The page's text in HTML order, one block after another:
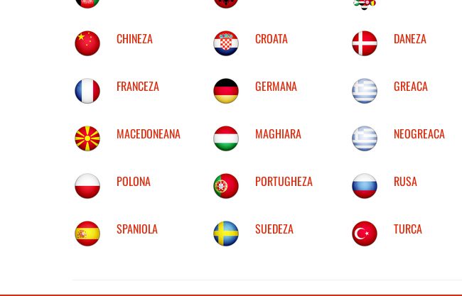
CHINEZA CROATA DANEZA
FRANCEZA GERMANA GREACA
MACEDONEANA MAGHIARA NEOGREACA
POLONA PORTUGHEZA RUSA
SPANIOLA SUEDEZA TURCA